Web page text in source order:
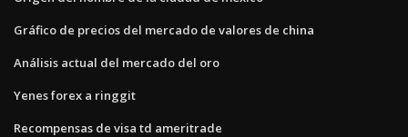
Gráfico de precios del mercado de valores de china
Análisis actual del mercado del oro
Yenes forex a ringgit
Recompensas de visa td ameritrade